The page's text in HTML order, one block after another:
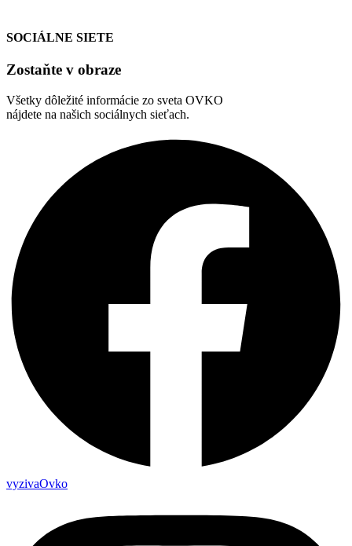
SOCIÁLNE SIETE
Zostaňte v obraze
Všetky dôležité informácie zo sveta OVKO
nájdete na našich sociálnych sieťach.
vyzivaOvko